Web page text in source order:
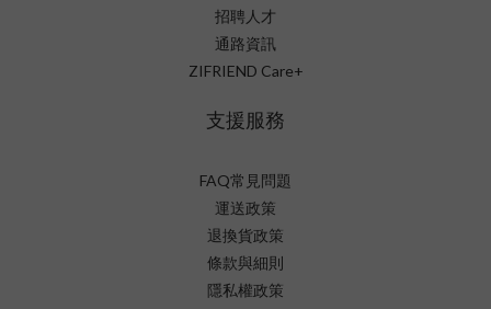
招聘人才
通路資訊
ZIFRIEND Care+
支援服務
FAQ常見問題
運送政策
退換貨政策
條款與細則
隱私權政策